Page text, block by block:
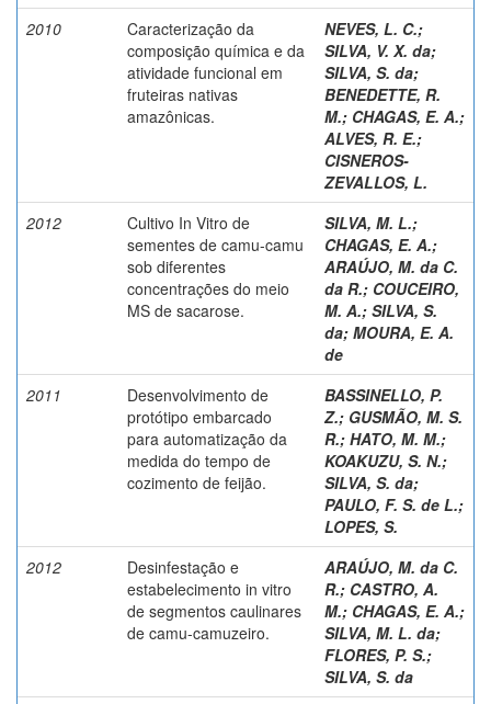
2010
Caracterização da
composição química e da
atividade funcional em
fruteiras nativas
amazônicas.
NEVES, L. C.;
SILVA, V. X. da;
SILVA, S. da;
BENEDETTE, R.
M.; CHAGAS, E. A.;
ALVES, R. E.;
CISNEROS-
ZEVALLOS, L.
2012
Cultivo In Vitro de
sementes de camu-camu
sob diferentes
concentrações do meio
MS de sacarose.
SILVA, M. L.;
CHAGAS, E. A.;
ARAÚJO, M. da C.
da R.; COUCEIRO,
M. A.; SILVA, S.
da; MOURA, E. A.
de
2011
Desenvolvimento de
protótipo embarcado
para automatização da
medida do tempo de
cozimento de feijão.
BASSINELLO, P.
Z.; GUSMÃO, M. S.
R.; HATO, M. M.;
KOAKUZU, S. N.;
SILVA, S. da;
PAULO, F. S. de L.;
LOPES, S.
2012
Desinfestação e
estabelecimento in vitro
de segmentos caulinares
de camu-camuzeiro.
ARAÚJO, M. da C.
R.; CASTRO, A.
M.; CHAGAS, E. A.;
SILVA, M. L. da;
FLORES, P. S.;
SILVA, S. da